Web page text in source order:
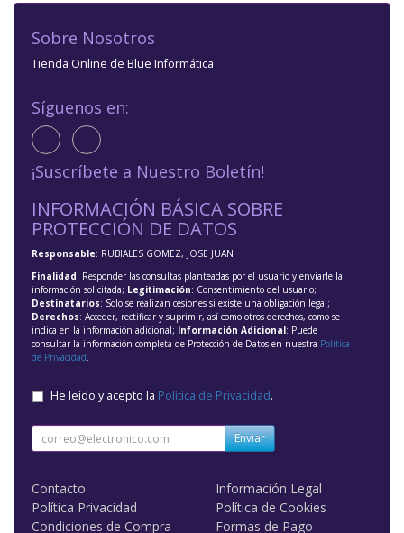
Sobre Nosotros
Tienda Online de Blue Informática
Síguenos en:
¡Suscríbete a Nuestro Boletín!
INFORMACIÓN BÁSICA SOBRE
PROTECCIÓN DE DATOS
Responsable: RUBIALES GOMEZ, JOSE JUAN
Finalidad: Responder las consultas planteadas por el usuario y enviarle la
información solicitada; Legitimación: Consentimiento del usuario;
Destinatarios: Solo se realizan cesiones si existe una obligación legal;
Derechos: Acceder, rectificar y suprimir, así como otros derechos, como se
indica en la información adicional; Información Adicional: Puede
consultar la información completa de Protección de Datos en nuestra Política
de Privacidad.
He leído y acepto la Política de Privacidad.
Enviar
Contacto
Información Legal
Política Privacidad
Política de Cookies
Condiciones de Compra
Formas de Pago